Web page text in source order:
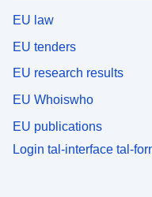
EU law
EU tenders
EU research results
EU Whoiswho
EU publications
Login tal-interface tal-